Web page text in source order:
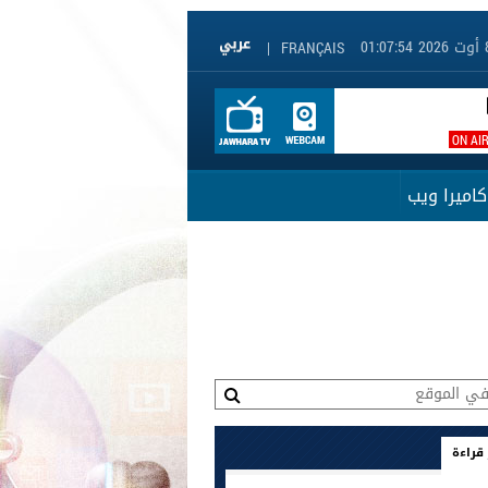
FRANÇAIS
|
ON AIR
كاميرا ويب
قراءة